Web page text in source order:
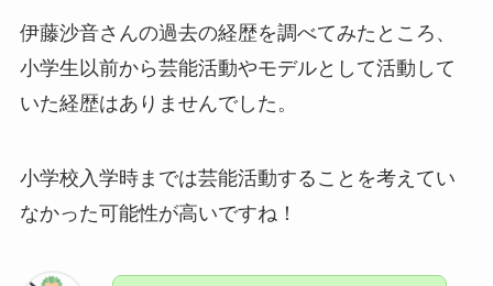
伊藤沙音さんの過去の経歴を調べてみたところ、
小学生以前から芸能活動やモデルとして活動して
いた経歴はありませんでした。
小学校入学時までは芸能活動することを考えてい
なかった可能性が高いですね！